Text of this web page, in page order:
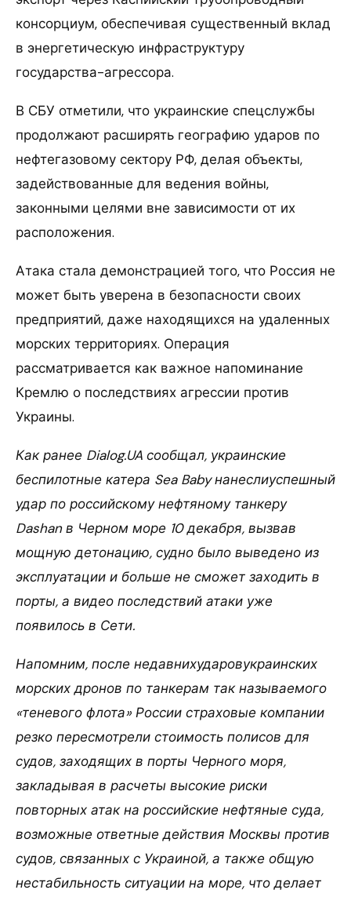
консорциум, обеспечивая существенный вклад
в энергетическую инфраструктуру
государства-агрессора.
В СБУ отметили, что украинские спецслужбы
продолжают расширять географию ударов по
нефтегазовому сектору РФ, делая объекты,
задействованные для ведения войны,
законными целями вне зависимости от их
расположения.
Атака стала демонстрацией того, что Россия не
может быть уверена в безопасности своих
предприятий, даже находящихся на удаленных
морских территориях. Операция
рассматривается как важное напоминание
Кремлю о последствиях агрессии против
Украины.
Как ранее Dialog.UA сообщал, украинские
беспилотные катера Sea Baby нанеслиуспешный
удар по российскому нефтяному танкеру
Dashan в Черном море 10 декабря, вызвав
мощную детонацию, судно было выведено из
эксплуатации и больше не сможет заходить в
порты, а видео последствий атаки уже
появилось в Сети.
Напомним, после недавнихударовукраинских
морских дронов по танкерам так называемого
«теневого флота» России страховые компании
резко пересмотрели стоимость полисов для
судов, заходящих в порты Черного моря,
закладывая в расчеты высокие риски
повторных атак на российские нефтяные суда,
возможные ответные действия Москвы против
судов, связанных с Украиной, а также общую
нестабильность ситуации на море, что делает